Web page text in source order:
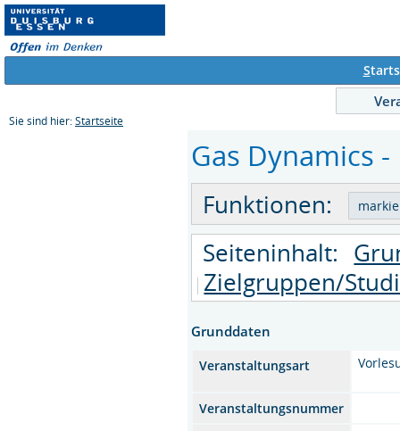
S
Sie sind hier: Startseite
Gas Dynamics
Funktionen:
Seiteninhalt:
Zielgruppen/
Grunddaten
Veranstaltungsart
Veranstaltungsnummer